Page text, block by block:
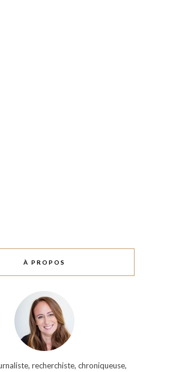
À PROPOS
recherchiste, chroniqueuse,